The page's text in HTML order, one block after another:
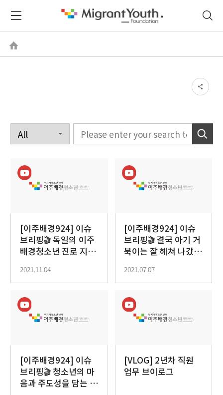
[이주배경924] 이슈
브리핑🎬 독일의 이주
배경청소년 진로 지원
2021.11.04
[이주배경924] 이슈
브리핑🎬 결국 아기 거
북이는 잘 헤쳐 나갔
2021.07.07
[이주배경924] 이슈
브리핑🎬 청소년의 마
음과 주도성을 담는 제
[VLOG] 2년차 직원
업무 브이로그